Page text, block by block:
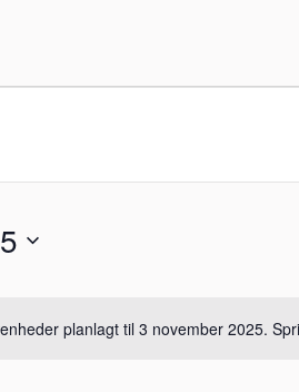
Notice
planlagt til 3 november 2025.